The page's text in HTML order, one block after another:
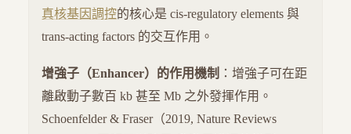
真核基因調控的核心是 cis-regulatory elements 與
trans-acting factors 的交互作用。
增強子（Enhancer）的作用機制 ：增強子可在距
離啟動子數百 kb 甚至 Mb 之外發揮作用。
Schoenfelder & Fraser（2019, Nature Reviews